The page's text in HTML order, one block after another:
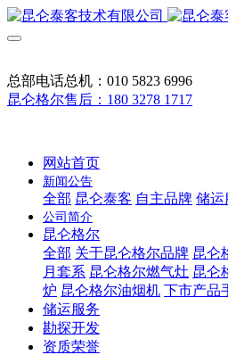
总部电话总机：010 5823 6996
昆仑格尔售后：180 3278 1717
网站首页
新闻公告
全部 昆仑泰客 自主品牌 储运
公司简介
昆仑格尔
全部 关于昆仑格尔品牌 昆仑
月套系 昆仑格尔燃气灶 昆仑
炉 昆仑格尔油烟机 下市产品
储运服务
勘探开发
资质荣誉